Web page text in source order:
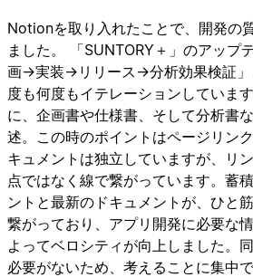
Notionを取り入れたことで、開発の
ました。 「SUNTORY＋」のアップ
画→実装→リリース→分析効果検証」
度も何度もイテレーションしていま
に、企画書や仕様書、そして分析書
述。この時のポイントはページリン
キュメントは独立していますが、リ
点ではなく線で繋がっています。蓄
ントと最新のドキュメントが、ひと
繋がっており、アプリ開発に必要な
よってベロシティが向上しました。
必要がないため、考えることに集中